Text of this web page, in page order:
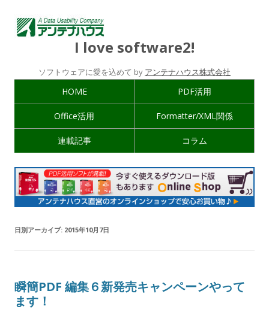
I love software2!
ソフトウェアに愛を込めて by アンテナハウス株式会社
HOME PDF活用
Office活用 Formatter/XML関係
連載記事 コラム
日別アーカイブ: 2015年10月7日
瞬簡PDF 編集６新発売キャンペーンやって
ます！